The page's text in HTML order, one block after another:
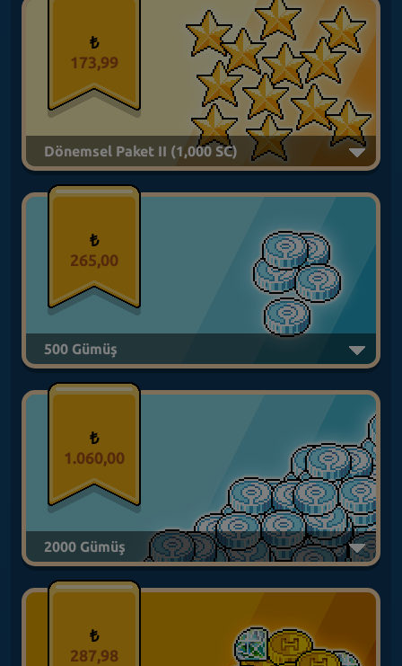
173,99
₺
Dönemsel Paket II (1,000 SC)
265,00
₺
500 Gümüş
1.060,00
₺
2000 Gümüş
287,98
₺